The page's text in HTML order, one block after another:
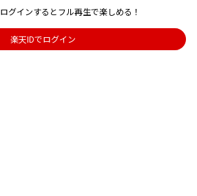
ログインするとフル再生で楽しめる！
楽天IDでログイン